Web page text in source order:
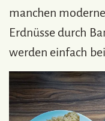
manchen
Erdnüsse durch
werden einfach